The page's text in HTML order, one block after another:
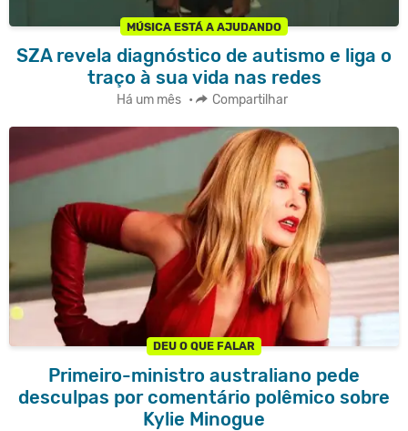
MÚSICA ESTÁ A AJUDANDO
SZA revela diagnóstico de autismo e liga o
traço à sua vida nas redes
Há um mês • Compartilhar
DEU O QUE FALAR
Primeiro-ministro australiano pede
desculpas por comentário polêmico sobre
Kylie Minogue